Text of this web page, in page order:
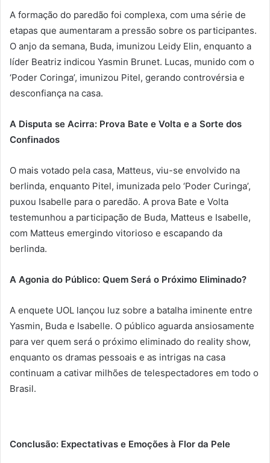
A formação do paredão foi complexa, com uma série de
etapas que aumentaram a pressão sobre os participantes.
O anjo da semana, Buda, imunizou Leidy Elin, enquanto a
líder Beatriz indicou Yasmin Brunet. Lucas, munido com o
‘Poder Coringa’, imunizou Pitel, gerando controvérsia e
desconfiança na casa.
A Disputa se Acirra: Prova Bate e Volta e a Sorte dos
Confinados
O mais votado pela casa, Matteus, viu-se envolvido na
berlinda, enquanto Pitel, imunizada pelo ‘Poder Curinga’,
puxou Isabelle para o paredão. A prova Bate e Volta
testemunhou a participação de Buda, Matteus e Isabelle,
com Matteus emergindo vitorioso e escapando da
berlinda.
A Agonia do Público: Quem Será o Próximo Eliminado?
A enquete UOL lançou luz sobre a batalha iminente entre
Yasmin, Buda e Isabelle. O público aguarda ansiosamente
para ver quem será o próximo eliminado do reality show,
enquanto os dramas pessoais e as intrigas na casa
continuam a cativar milhões de telespectadores em todo o
Brasil.
Conclusão: Expectativas e Emoções à Flor da Pele